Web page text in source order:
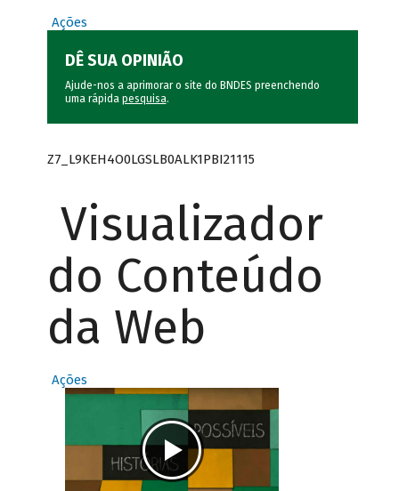
Ações
DÊ SUA OPINIÃO
Ajude-nos a aprimorar o site do BNDES preenchendo
uma rápida pesquisa.
Z7_L9KEH4O0LGSLB0ALK1PBI21115
Visualizador
do Conteúdo
da Web
Ações